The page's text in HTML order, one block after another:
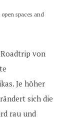
spaces and
von
Je höher
sich die
rau und